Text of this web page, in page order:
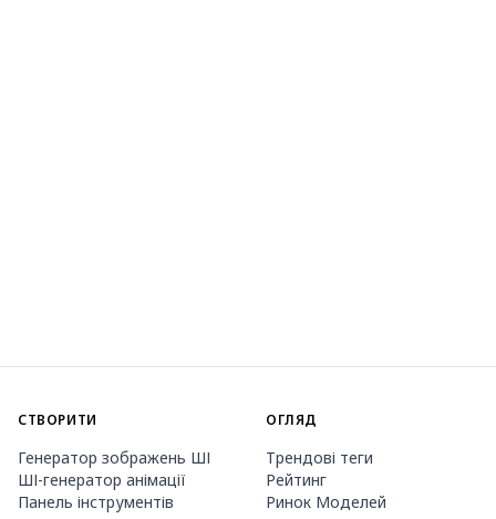
СТВОРИТИ
Генератор зображень ШІ
ШІ-генератор анімації
Панель інструментів
ОГЛЯД
Трендові теги
Рейтинг
Ринок Моделей